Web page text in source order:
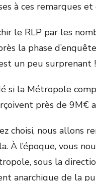
à ces remarques et
le RLP par les
la phase
un peu surprenant !
si la Métropole
près de 9M€
choisi, nous allons
À l’époque, vous
sous la
anarchique de la